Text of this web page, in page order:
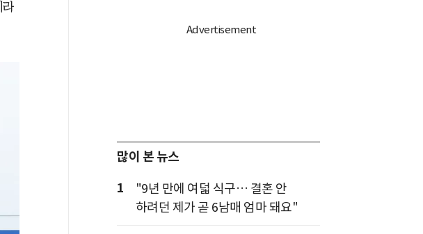
라
많이 본 뉴스
1
"9년 만에 여덟 식구… 결혼 안
하려던 제가 곧 6남매 엄마 돼요"